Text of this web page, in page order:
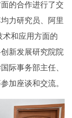
的合作进行了交
力研究员、阿里
术和应用方面的
新发展研究院院
际事务部主任、
加座谈和交流。